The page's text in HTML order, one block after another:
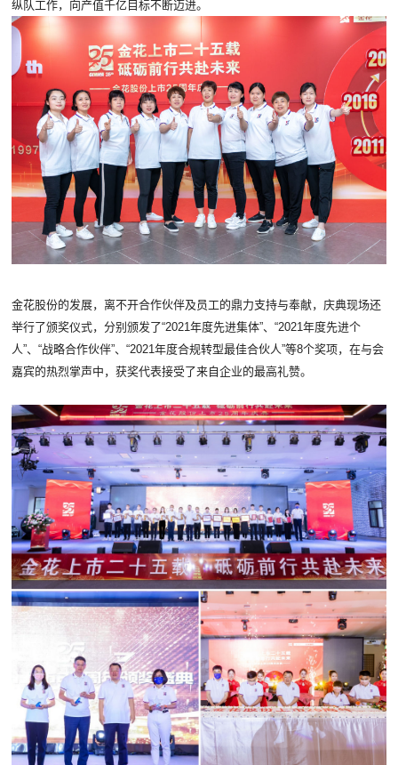
纵队工作，向产值千亿目标不断迈进。
金花股份的发展，离不开合作伙伴及员工的鼎力支持与奉献，庆典现场还
举行了颁奖仪式，分别颁发了“2021年度先进集体”、“2021年度先进个
人”、“战略合作伙伴”、“2021年度合规转型最佳合伙人”等8个奖项，在与会
嘉宾的热烈掌声中，获奖代表接受了来自企业的最高礼赞。